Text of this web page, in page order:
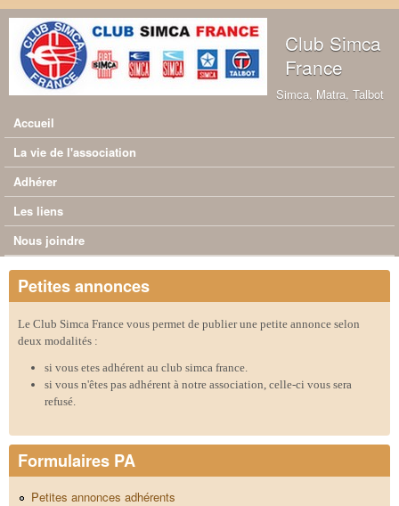
Aller au contenu principal
Club Simca
France
Simca, Matra, Talbot
Menu principal
Accueil
La vie de l'association
Adhérer
Les liens
Nous joindre
Petites annonces
Le Club Simca France vous permet de publier une petite annonce selon
deux modalités :
si vous etes adhérent au club simca france.
si vous n'êtes pas adhérent à notre association, celle-ci vous sera
refusé.
Formulaires PA
Petites annonces adhérents